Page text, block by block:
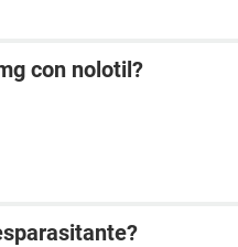
con nolotil?